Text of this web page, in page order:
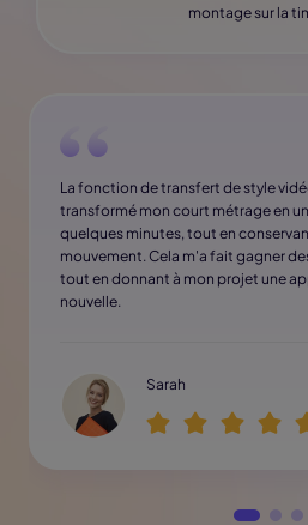
montage sur la
La fonction de transfert de style
transformé mon court métrage en
quelques minutes, tout en
mouvement. Cela m'a fait gagner
tout en donnant à mon projet une
nouvelle.
Sarah